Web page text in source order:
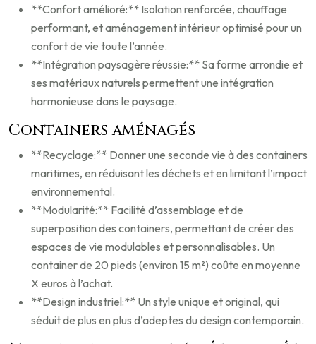
**Confort amélioré:** Isolation renforcée, chauffage
performant, et aménagement intérieur optimisé pour un
confort de vie toute l’année.
**Intégration paysagère réussie:** Sa forme arrondie et
ses matériaux naturels permettent une intégration
harmonieuse dans le paysage.
Containers aménagés
**Recyclage:** Donner une seconde vie à des containers
maritimes, en réduisant les déchets et en limitant l’impact
environnemental.
**Modularité:** Facilité d’assemblage et de
superposition des containers, permettant de créer des
espaces de vie modulables et personnalisables. Un
container de 20 pieds (environ 15 m²) coûte en moyenne
X euros à l’achat.
**Design industriel:** Un style unique et original, qui
séduit de plus en plus d’adeptes du design contemporain.